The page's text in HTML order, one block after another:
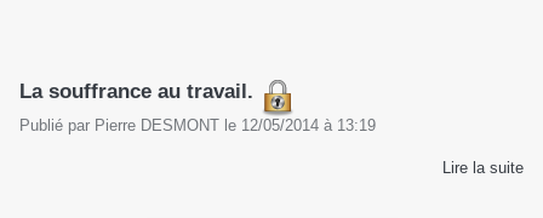
La souffrance au travail.
Publié par Pierre DESMONT le 12/05/2014 à 13:19
Lire la suite